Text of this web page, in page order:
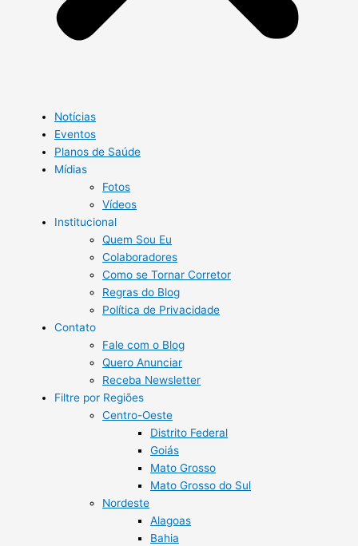
Notícias
Eventos
Planos de Saúde
Mídias
Fotos
Vídeos
Institucional
Quem Sou Eu
Colaboradores
Como se Tornar Corretor
Regras do Blog
Política de Privacidade
Contato
Fale com o Blog
Quero Anunciar
Receba Newsletter
Filtre por Regiões
Centro-Oeste
Distrito Federal
Goiás
Mato Grosso
Mato Grosso do Sul
Nordeste
Alagoas
Bahia